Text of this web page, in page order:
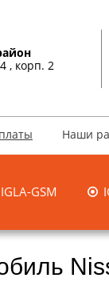
GSM 
, корп. 2
Наши